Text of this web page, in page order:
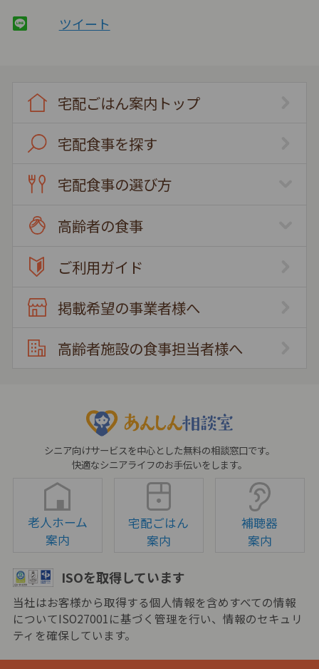
ツイート
宅配ごはん案内トップ
宅配食事を探す
宅配食事の選び方
高齢者の食事
ご利用ガイド
掲載希望の事業者様へ
高齢者施設の食事担当者様へ
シニア向けサービスを中心とした無料の相談窓口です。
快適なシニアライフのお手伝いをします。
老人ホーム
案内
宅配ごはん
案内
補聴器
案内
ISOを取得しています
当社はお客様から取得する個人情報を含めすべての情報
についてISO27001に基づく管理を行い、情報のセキュリ
ティを確保しています。